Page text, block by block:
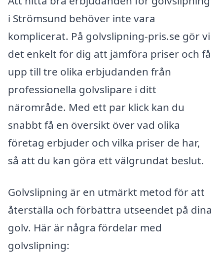
i Strömsund behöver inte vara
komplicerat. På golvslipning-pris.se gör vi
det enkelt för dig att jämföra priser och få
upp till tre olika erbjudanden från
professionella golvslipare i ditt
närområde. Med ett par klick kan du
snabbt få en översikt över vad olika
företag erbjuder och vilka priser de har,
så att du kan göra ett välgrundat beslut.
Golvslipning är en utmärkt metod för att
återställa och förbättra utseendet på dina
golv. Här är några fördelar med
golvslipning: